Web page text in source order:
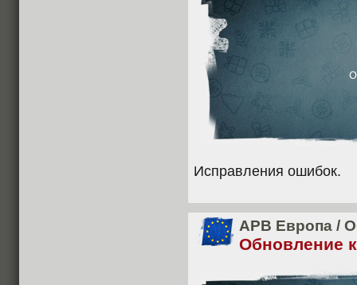
Исправления ошибок.
APB Европа /
Обновление